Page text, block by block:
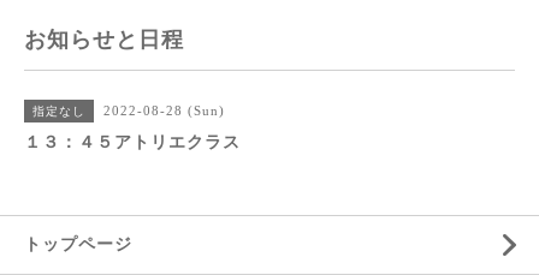
お知らせと日程
指定なし 2022-08-28 (Sun)
１３：４５アトリエクラス
トップページ